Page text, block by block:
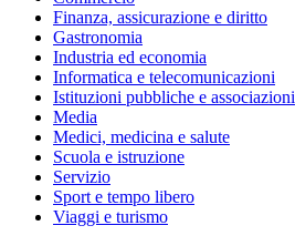
Finanza, assicurazione e diritto
Gastronomia
Industria ed economia
Informatica e telecomunicazioni
Istituzioni pubbliche e associazioni
Media
Medici, medicina e salute
Scuola e istruzione
Servizio
Sport e tempo libero
Viaggi e turismo